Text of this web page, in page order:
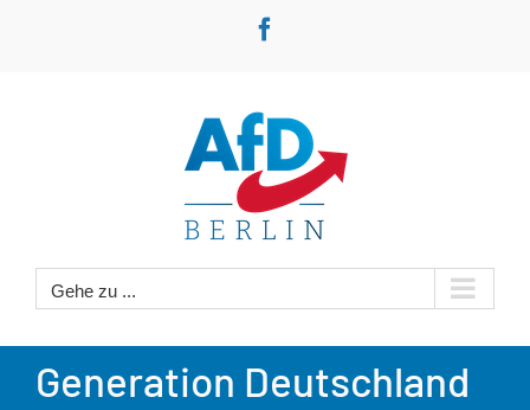
Gehe zu ...
Generation Deutschland